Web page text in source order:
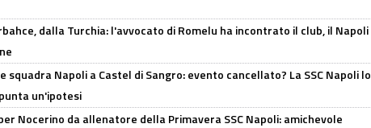
dalla Turchia: l'avvocato di Romelu ha incontrato il club, il Napoli
squadra Napoli a Castel di Sangro: evento cancellato? La SSC Napoli lo
un'ipotesi
Nocerino da allenatore della Primavera SSC Napoli: amichevole